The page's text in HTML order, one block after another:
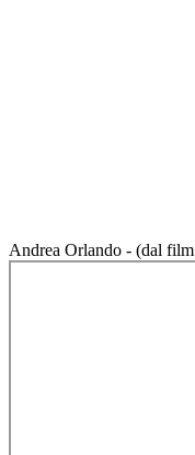
Andrea Orlando - (dal film